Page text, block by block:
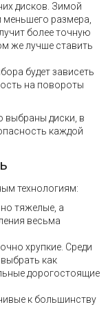
дисков. Зимой
меньшего размера,
более точную
же лучше ставить
будет зависеть
на повороты
выбраны диски, в
каждой
технологиям:
тяжелые, а
весьма
хрупкие. Среди
как
дорогостоящие
к большинству